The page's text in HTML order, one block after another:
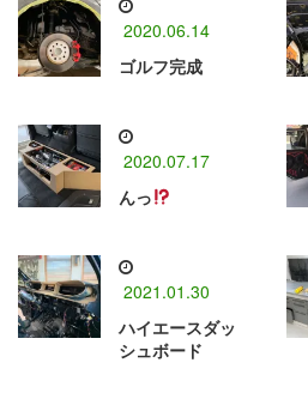
2020.06.14
ゴルフ完成
2020.07.17
んっ
2021.01.30
ハイエースダッ
シュボード